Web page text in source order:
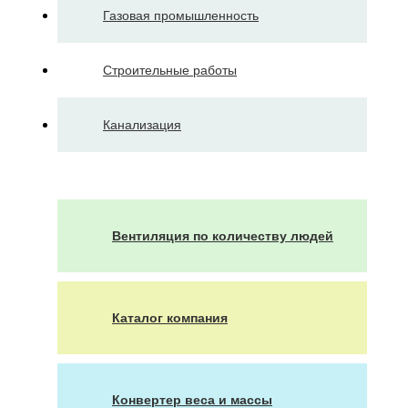
Газовая промышленность
Строительные работы
Канализация
Вентиляция по количеству людей
Каталог компания
Конвертер веса и массы